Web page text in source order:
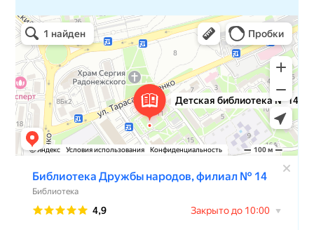
Детская библиотека № 14 Дружбы народов
Библиотека в Севастополе